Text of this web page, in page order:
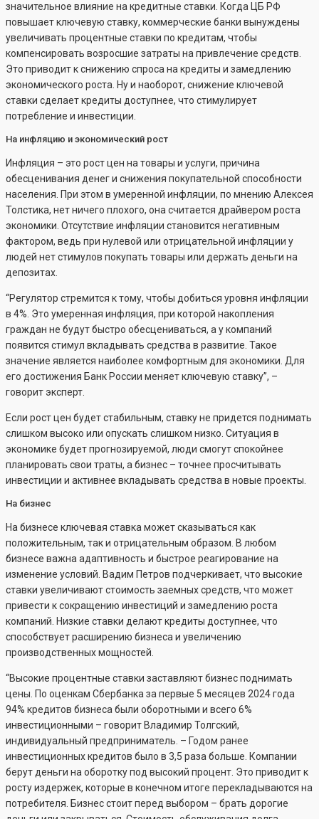
значительное влияние на кредитные ставки. Когда ЦБ РФ
повышает ключевую ставку, коммерческие банки вынуждены
увеличивать процентные ставки по кредитам, чтобы
компенсировать возросшие затраты на привлечение средств.
Это приводит к снижению спроса на кредиты и замедлению
экономического роста. Ну и наоборот, снижение ключевой
ставки сделает кредиты доступнее, что стимулирует
потребление и инвестиции.
На инфляцию и экономический рост
Инфляция – это рост цен на товары и услуги, причина
обесценивания денег и снижения покупательной способности
населения. При этом в умеренной инфляции, по мнению Алексея
Толстика, нет ничего плохого, она считается драйвером роста
экономики. Отсутствие инфляции становится негативным
фактором, ведь при нулевой или отрицательной инфляции у
людей нет стимулов покупать товары или держать деньги на
депозитах.
“Регулятор стремится к тому, чтобы добиться уровня инфляции
в 4%. Это умеренная инфляция, при которой накопления
граждан не будут быстро обесцениваться, а у компаний
появится стимул вкладывать средства в развитие. Такое
значение является наиболее комфортным для экономики. Для
его достижения Банк России меняет ключевую ставку”, –
говорит эксперт.
Если рост цен будет стабильным, ставку не придется поднимать
слишком высоко или опускать слишком низко. Ситуация в
экономике будет прогнозируемой, люди смогут спокойнее
планировать свои траты, а бизнес – точнее просчитывать
инвестиции и активнее вкладывать средства в новые проекты.
На бизнес
На бизнесе ключевая ставка может сказываться как
положительным, так и отрицательным образом. В любом
бизнесе важна адаптивность и быстрое реагирование на
изменение условий. Вадим Петров подчеркивает, что высокие
ставки увеличивают стоимость заемных средств, что может
привести к сокращению инвестиций и замедлению роста
компаний. Низкие ставки делают кредиты доступнее, что
способствует расширению бизнеса и увеличению
производственных мощностей.
“Высокие процентные ставки заставляют бизнес поднимать
цены. По оценкам Сбербанка за первые 5 месяцев 2024 года
94% кредитов бизнеса были оборотными и всего 6%
инвестиционными – говорит Владимир Толгский,
индивидуальный предприниматель. – Годом ранее
инвестиционных кредитов было в 3,5 раза больше. Компании
берут деньги на оборотку под высокий процент. Это приводит к
росту издержек, которые в конечном итоге перекладываются на
потребителя. Бизнес стоит перед выбором – брать дорогие